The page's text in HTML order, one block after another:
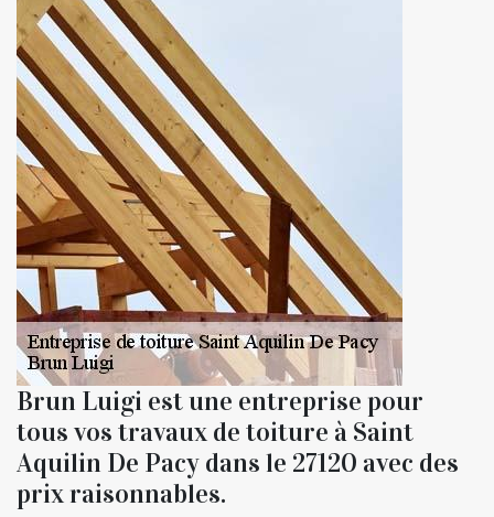
Brun Luigi est une entreprise pour
tous vos travaux de toiture à Saint
Aquilin De Pacy dans le 27120 avec des
prix raisonnables.